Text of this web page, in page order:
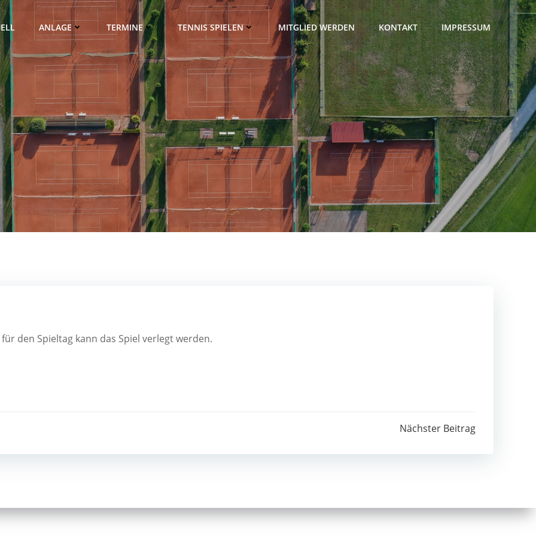
ANLAGE TERMINE TENNIS SPIELEN MITGLIED WERDEN KONTAKT IMPRESSUM
den Spieltag kann das Spiel verlegt werden.
navigation
Nächster Beitrag